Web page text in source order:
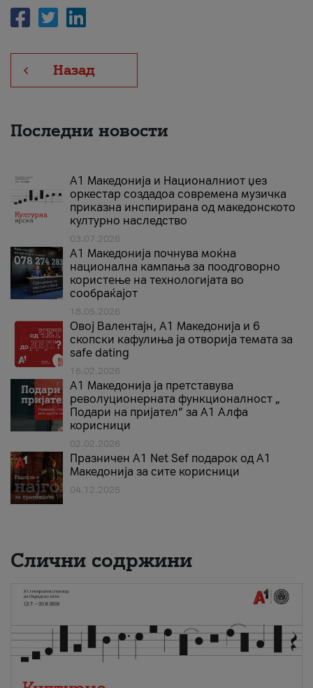
Назад
Последни новости
А1 Македонија и Националниот џез
оркестар создадоа современа музичка
приказна инспирирана од македонското
културно наследство
03.07.2026
A1 Македонија почнува моќна
национална кампања за поодговорно
користење на технологијата во
сообраќајот
18.05.2026
Овој Валентајн, A1 Македонија и 6
скопски кафулиња ја отворија темата за
safe dating
16.02.2026
А1 Македонија ја претставува
револуционерната функционалност „
Подари на пријател“ за А1 Алфа
корисници
02.02.2026
Празничен A1 Net Sеf подарок од А1
Македонија за сите корисници
04.12.2025
Слични содржини